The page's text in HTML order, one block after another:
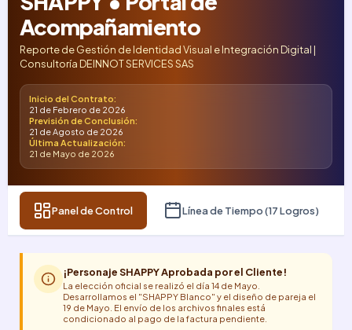
Acompañamiento
Reporte de Gestión de Identidad Visual e Integración Digital |
Consultoría DEINNOT SERVICES SAS
Inicio del Contrato:
21 de Febrero de 2026
Previsión de Conclusión:
21 de Agosto de 2026
Última Actualización:
21 de Mayo de 2026
Panel de Control Línea de Tiempo (17 Logros)
¡Personaje SHAPPY Aprobada por el Cliente!
La elección oficial se realizó el día 14 de Mayo.
Desarrollamos el "SHAPPY Blanco" y el diseño de pareja el
19 de Mayo. El envío de los archivos finales está
condicionado al pago de la factura pendiente.